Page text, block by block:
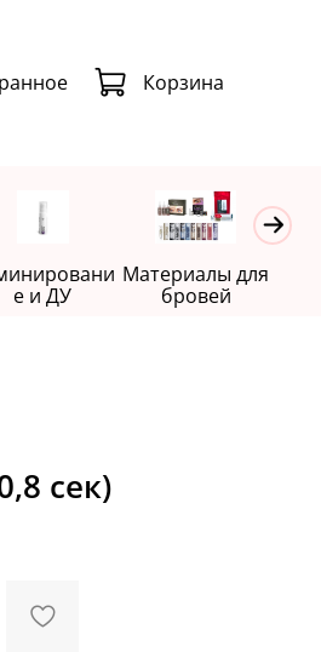
Корзина
е и ДУ
Материалы для
бровей
5 мл (0,8 cек)